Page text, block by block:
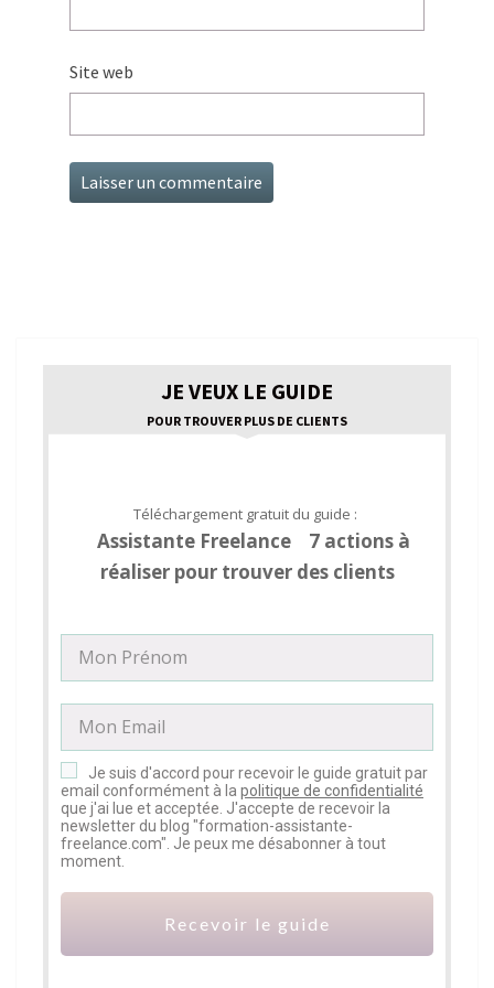
Site web
JE VEUX LE GUIDE
POUR TROUVER PLUS DE CLIENTS
Téléchargement gratuit du guide :
Assistante Freelance 7 actions à
réaliser pour trouver des clients
Je suis d'accord pour recevoir le guide gratuit par
email conformément à la politique de confidentialité
que j'ai lue et acceptée. J'accepte de recevoir la
newsletter du blog "formation-assistante-
freelance.com". Je peux me désabonner à tout
moment.
Recevoir le guide